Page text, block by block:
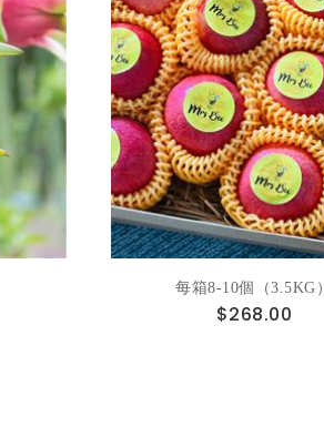
每箱8-10個（3.5KG）
$268.00